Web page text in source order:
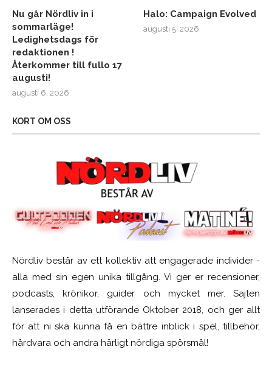
Nu går Nördliv in i
sommarläge!
Ledighetsdags för
redaktionen !
Återkommer till fullo 17
augusti!
augusti 6, 2026
Halo: Campaign Evolved
augusti 5, 2026
KORT OM OSS
Nördliv består av ett kollektiv att engagerade individer -
alla med sin egen unika tillgång. Vi ger er recensioner,
podcasts, krönikor, guider och mycket mer. Sajten
lanserades i detta utförande Oktober 2018, och ger allt
för att ni ska kunna få en bättre inblick i spel, tillbehör,
hårdvara och andra härligt nördiga spörsmål!